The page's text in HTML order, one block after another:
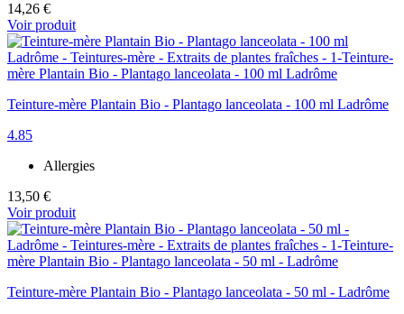
14,26 €
Voir produit
Teinture-mère Plantain Bio - Plantago lanceolata - 100 ml Ladrôme
4.85
Allergies
13,50 €
Voir produit
Teinture-mère Plantain Bio - Plantago lanceolata - 50 ml - Ladrôme